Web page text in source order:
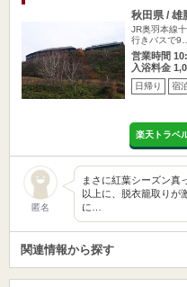
秋田県 / 雄
JR奥羽本線
行きバスで9…
営業時間
入浴料金
日帰り 宿
楽天トラベ
匿名
まさに紅葉シーズン真
以上に、脱衣籠取りが
に…
関連情報から探す